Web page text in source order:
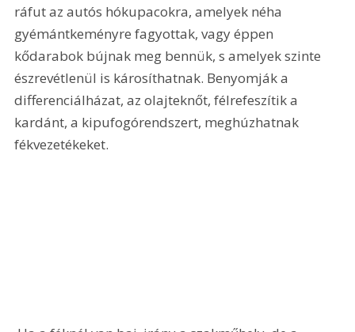
ráfut az autós hókupacokra, amelyek néha
gyémántkeményre fagyottak, vagy éppen
kődarabok bújnak meg bennük, s amelyek szinte
észrevétlenül is károsíthatnak. Benyomják a
differenciálházat, az olajteknőt, félrefeszítik a
kardánt, a kipufogórendszert, meghúzhatnak
fékvezetékeket.